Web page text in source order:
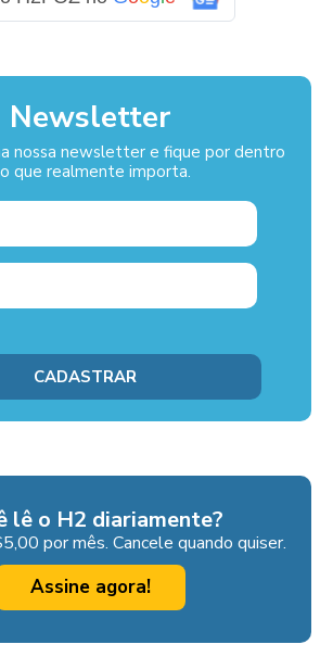
Newsletter
nossa newsletter e fique por dentro
que realmente importa.
lê o H2 diariamente?
por mês. Cancele quando quiser.
Assine agora!